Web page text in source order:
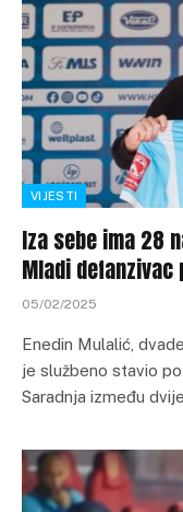
VIJESTI
Iza sebe ima 28
Mladi defanzivac
05/02/2025
Enedin Mulalić,
je službeno stavio
Saradnja između